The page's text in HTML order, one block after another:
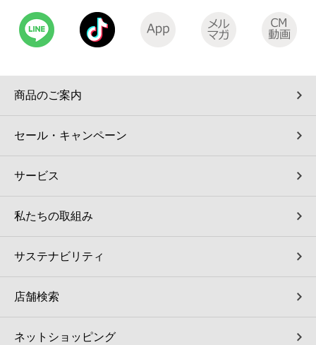
ファクス
プリペイドサービス
スポーツ振興くじ
行政サービス
保険
学び・教育
ご利用可能なお支払い方法
スマホプリペイド
レジでApple Accountにチャージ
オンラインフォトサービス
コインランドリー（店舗限定）
宅配ロッカー（店舗限定）
自転車シェアリング（店舗限定）
モバイルバッテリーシェアリング（店舗限定）
イープラス
CNプレイガイド
JTB
セブンネットショッピング
沿革
売上高、店舗数推移
セブン‐イレブンの海外事業
データで見るセブン‐イレブン
セブン‐イレブンの「商品力」
セブン-イレブンの横顔
セブン-イレブンの歴史
GREEN CHALLENGE 2050
サステナビリティニュース
サステナビリティレポート
報告書ライブラリー
Language
简体中文(服务)
한국어(서비스)
ภาษาไทย(บริการ)
商品のご案内
セール・キャンペーン
サービス
私たちの取組み
サステナビリティ
店舗検索
ネットショッピング